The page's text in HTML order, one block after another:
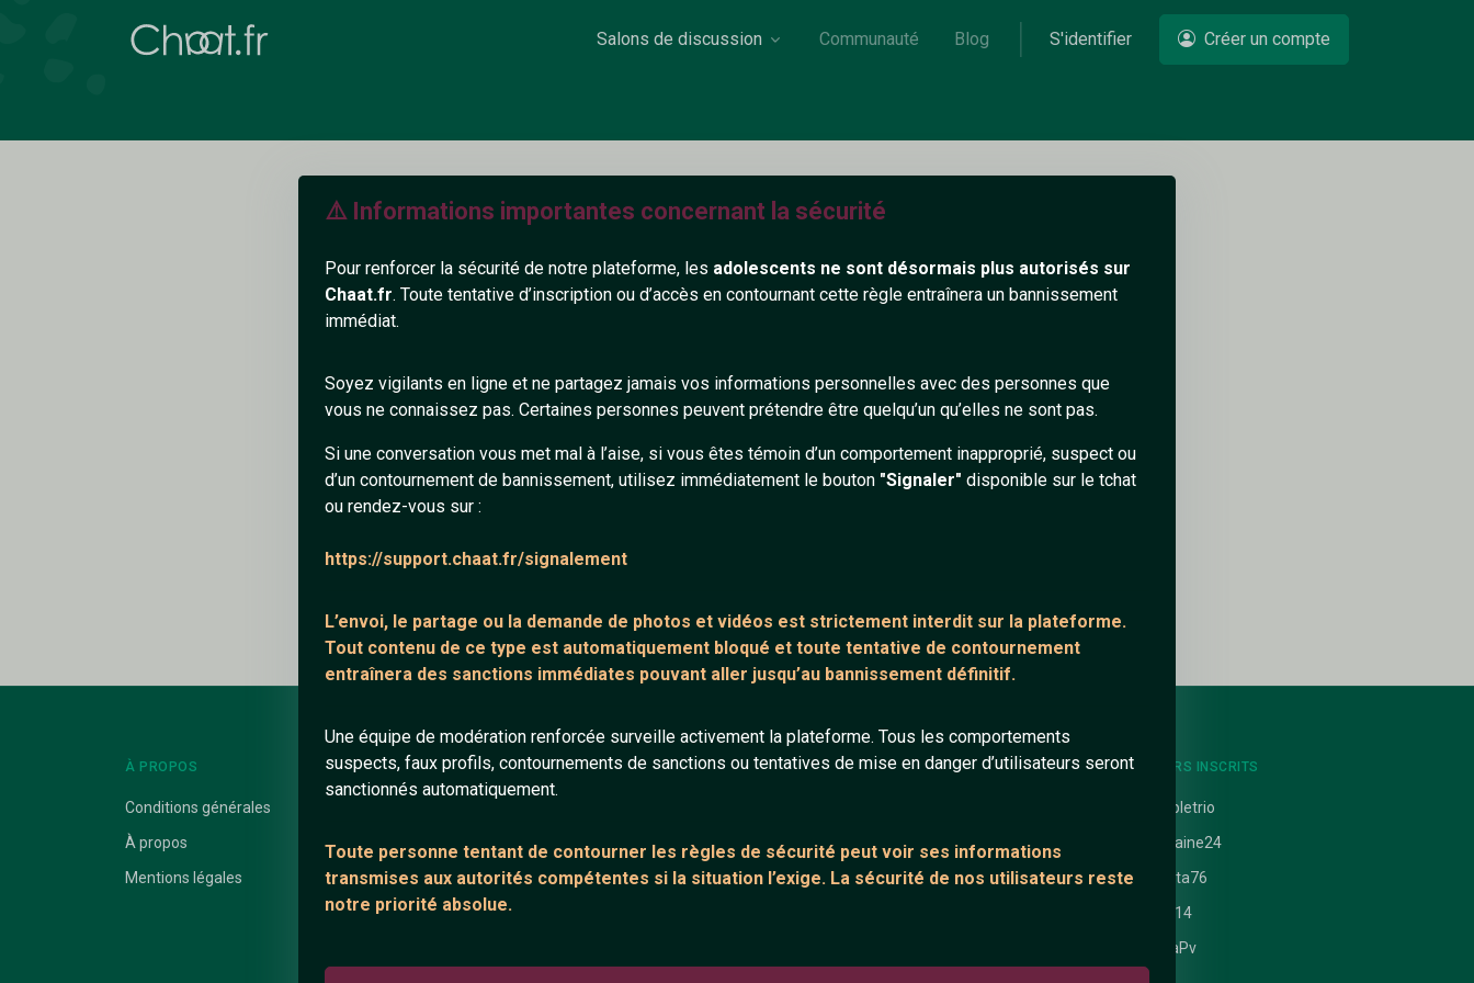
⚠️ Informations importantes concernant la sécurité
Pour renforcer la sécurité de notre plateforme, les adolescents ne sont désormais plus autorisés sur
Chaat.fr. Toute tentative d’inscription ou d’accès en contournant cette règle entraînera un bannissement
immédiat.
Soyez vigilants en ligne et ne partagez jamais vos informations personnelles avec des personnes que
vous ne connaissez pas. Certaines personnes peuvent prétendre être quelqu’un qu’elles ne sont pas.
Si une conversation vous met mal à l’aise, si vous êtes témoin d’un comportement inapproprié, suspect ou
d’un contournement de bannissement, utilisez immédiatement le bouton "Signaler" disponible sur le tchat
ou rendez-vous sur :
https://support.chaat.fr/signalement
L’envoi, le partage ou la demande de photos et vidéos est strictement interdit sur la plateforme.
Tout contenu de ce type est automatiquement bloqué et toute tentative de contournement
entraînera des sanctions immédiates pouvant aller jusqu’au bannissement définitif.
Une équipe de modération renforcée surveille activement la plateforme. Tous les comportements
suspects, faux profils, contournements de sanctions ou tentatives de mise en danger d’utilisateurs seront
sanctionnés automatiquement.
Toute personne tentant de contourner les règles de sécurité peut voir ses informations
transmises aux autorités compétentes si la situation l’exige. La sécurité de nos utilisateurs reste
notre priorité absolue.
Salons de discussion Communauté Blog S'identifier Créer un compte
Eneko
36 ans Non renseigné
Ajouter un commentaire (0)
À PROPOS
Conditions générales
À propos
Mentions légales
LIENS UTILES
Salons de discussion
Communauté
ANNEXE
Support IRC
ARTICLES RÉCENTS
Chat en ligne
Témoignage de nathanaelle
DERNIERS INSCRITS
Coupletrio
typhaine24
Kalista76
max14
SayaPv